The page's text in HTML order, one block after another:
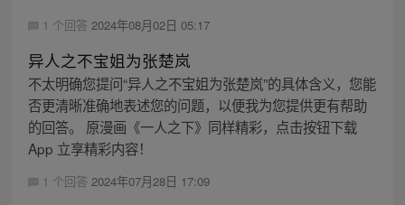
1 个回答 2024年08月02日 05:17
异人之不宝姐为张楚岚
不太明确您提问“异人之不宝姐为张楚岚”的具体含义，您能
否更清晰准确地表述您的问题，以便我为您提供更有帮助
的回答。 原漫画《一人之下》同样精彩，点击按钮下载
App 立享精彩内容！
1 个回答 2024年07月28日 17:09